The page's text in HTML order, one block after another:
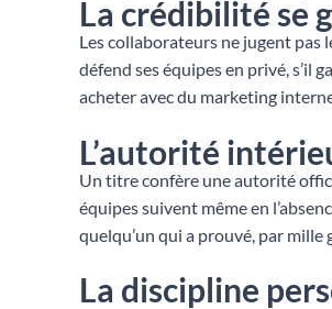
La crédibilité se
Les collaborateurs ne jugent pas
défend ses équipes en privé, s’il
acheter avec du marketing
L’autorité
Un titre confère une autorité
équipes suivent même en
quelqu’un qui a prouvé, par mille
La discipline